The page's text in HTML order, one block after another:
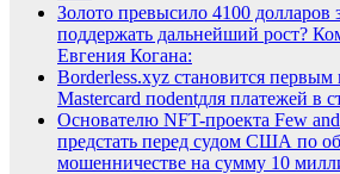
Золото превысило 4100
поддержать дальнейший рост?
Евгения Когана:
Borderless.xyz становится
Mastercard поdentдля платежей в
Основателю NFT-проекта Few
предстать перед судом США по
мошенничестве на сумму 10